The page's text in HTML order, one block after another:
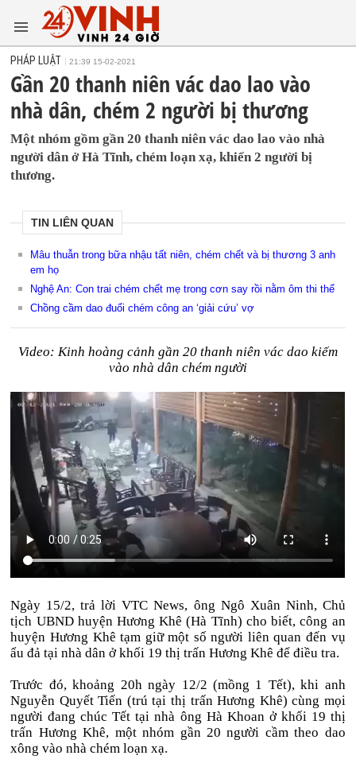
PHÁP LUẬT 21:39 15-02-2021
Gần 20 thanh niên vác dao lao vào
nhà dân, chém 2 người bị thương
Một nhóm gồm gần 20 thanh niên vác dao lao vào nhà
người dân ở Hà Tĩnh, chém loạn xạ, khiến 2 người bị
thương.
TIN LIÊN QUAN
Mâu thuẫn trong bữa nhậu tất niên, chém chết và bị thương 3 anh
em họ
Nghệ An: Con trai chém chết mẹ trong cơn say rồi nằm ôm thi thể
Chồng cầm dao đuổi chém công an ‘giải cứu’ vợ
Video: Kinh hoàng cảnh gần 20 thanh niên vác dao kiếm
vào nhà dân chém người
Ngày 15/2, trả lời VTC News, ông Ngô Xuân Ninh, Chủ
tịch UBND huyện Hương Khê (Hà Tĩnh) cho biết, công an
huyện Hương Khê tạm giữ một số người liên quan đến vụ
ẩu đả tại nhà dân ở khối 19 thị trấn Hương Khê để điều tra.
Trước đó, khoảng 20h ngày 12/2 (mồng 1 Tết), khi anh
Nguyễn Quyết Tiến (trú tại thị trấn Hương Khê) cùng mọi
người đang chúc Tết tại nhà ông Hà Khoan ở khối 19 thị
trấn Hương Khê, một nhóm gần 20 người cầm theo dao
xông vào nhà chém loạn xạ.